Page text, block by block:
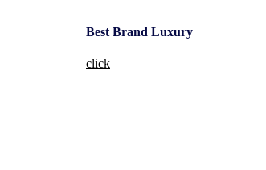
Best Brand Luxury
click